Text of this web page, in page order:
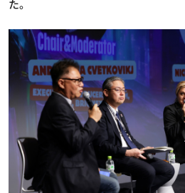
た。